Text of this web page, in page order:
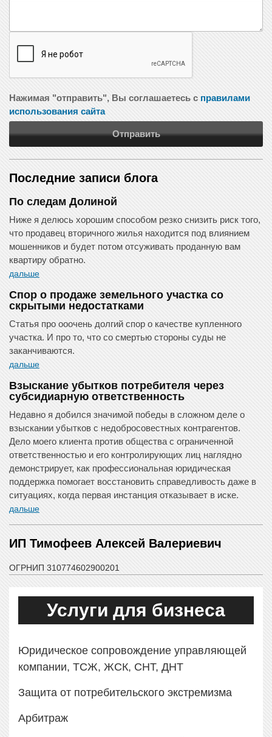
Нажимая "отправить", Вы соглашаетесь с правилами
использования сайта
Отправить
Последние записи блога
По следам Долиной
Ниже я делюсь хорошим способом резко снизить риск того,
что продавец вторичного жилья находится под влиянием
мошенников и будет потом отсуживать проданную вам
квартиру обратно.
дальше
Спор о продаже земельного участка со
скрытыми недостатками
Статья про ооочень долгий спор о качестве купленного
участка. И про то, что со смертью стороны суды не
заканчиваются.
дальше
Взыскание убытков потребителя через
субсидиарную ответственность
Недавно я добился значимой победы в сложном деле о
взыскании убытков с недобросовестных контрагентов.
Дело моего клиента против общества с ограниченной
ответственностью и его контролирующих лиц наглядно
демонстрирует, как профессиональная юридическая
поддержка помогает восстановить справедливость даже в
ситуациях, когда первая инстанция отказывает в иске.
дальше
ИП Тимофеев Алексей Валериевич
ОГРНИП 310774602900201
Услуги для бизнеса
Юридическое сопровождение управляющей
компании, ТСЖ, ЖСК, СНТ, ДНТ
Защита от потребительского экстремизма
Арбитраж